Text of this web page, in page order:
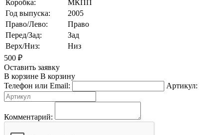
Коробка:
МКПП
Год выпуска:
2005
Право/Лево:
Право
Перед/Зад:
Зад
Верх/Низ:
Низ
500 ₽
Оставить заявку
В корзине В корзину
Телефон или Email:
Артикул:
Комментарий: